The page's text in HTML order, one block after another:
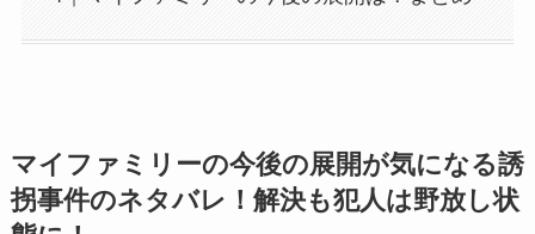
マイファミリーの今後の展開が気になる誘
拐事件のネタバレ！解決も犯人は野放し状